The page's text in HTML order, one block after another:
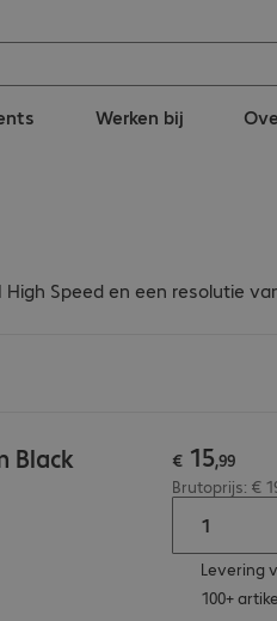
Werken bij
Speed en een resolutie
Black € 15,99
Brutoprijs: €
Levering
100+